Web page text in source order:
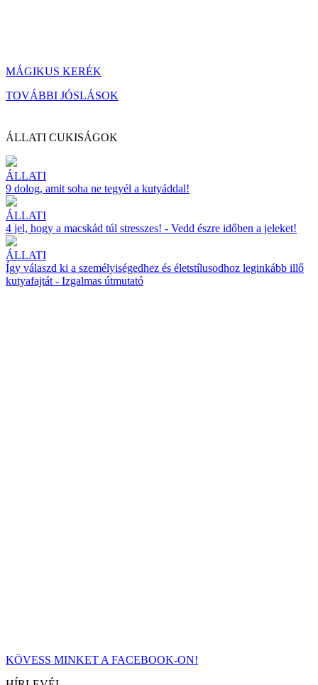
MÁGIKUS KERÉK
TOVÁBBI JÓSLÁSOK
ÁLLATI CUKISÁGOK
ÁLLATI
9 dolog, amit soha ne tegyél a kutyáddal!
ÁLLATI
4 jel, hogy a macskád túl stresszes! - Vedd észre időben a jeleket!
ÁLLATI
Így válaszd ki a személyiségedhez és életstílusodhoz leginkább illő
kutyafajtát - Izgalmas útmutató
KÖVESS MINKET A FACEBOOK-ON!